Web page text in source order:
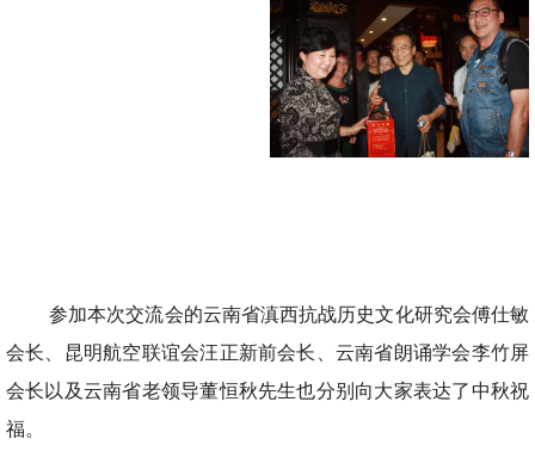
参加本次交流会的云南省滇西抗战历史文化研究会傅仕敏
会长、昆明航空联谊会汪正新前会长、云南省朗诵学会李竹屏
会长以及云南省老领导董恒秋先生也分别向大家表达了中秋祝
福。